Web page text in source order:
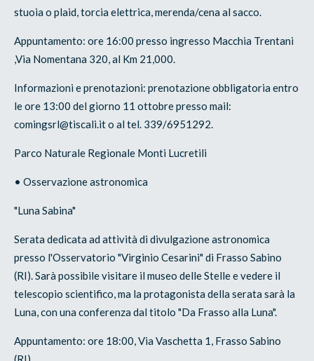
stuoia o plaid, torcia elettrica, merenda/cena al sacco.
Appuntamento: ore 16:00 presso ingresso Macchia Trentani
,Via Nomentana 320, al Km 21,000.
Informazioni e prenotazioni: prenotazione obbligatoria entro
le ore 13:00 del giorno 11 ottobre presso mail:
comingsrl@tiscali.it o al tel. 339/6951292.
Parco Naturale Regionale Monti Lucretili
• Osservazione astronomica
"Luna Sabina"
Serata dedicata ad attività di divulgazione astronomica
presso l'Osservatorio "Virginio Cesarini" di Frasso Sabino
(RI). Sarà possibile visitare il museo delle Stelle e vedere il
telescopio scientifico, ma la protagonista della serata sarà la
Luna, con una conferenza dal titolo "Da Frasso alla Luna".
Appuntamento: ore 18:00, Via Vaschetta 1, Frasso Sabino